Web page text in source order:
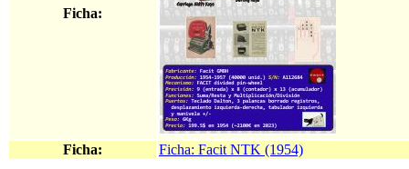
Ficha:
Ficha: Ficha: Facit NTK (1954)